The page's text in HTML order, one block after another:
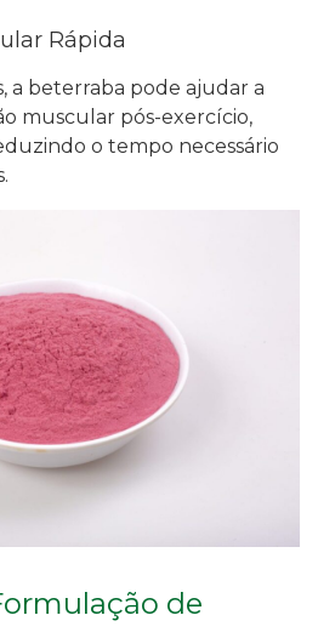
Rápida
a beterraba pode ajudar a
muscular pós-exercício,
o tempo necessário
de